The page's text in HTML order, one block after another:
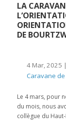
LA
DE
4 Mar, 2025 |
Caravane
Le 4 mars, pour
du mois, nous
collègue du